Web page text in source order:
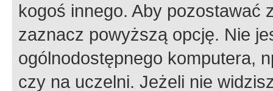
kogoś innego. Aby pozostawać
zaznacz powyższą opcję. Nie
ogólnodostępnego komputera,
czy na uczelni. Jeżeli nie